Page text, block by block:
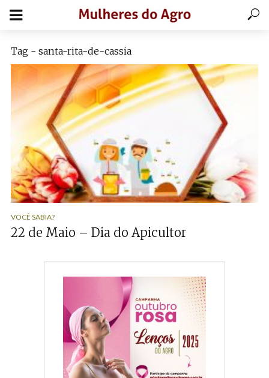
Tag - santa-rita-de-cassia
VOCÊ SABIA?
22 de Maio – Dia do Apicultor